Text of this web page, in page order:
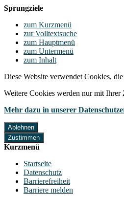
Sprungziele
zum Kurzmenü
zur Volltextsuche
zum Hauptmenü
zum Untermenü
zum Inhalt
Diese Website verwendet Cookies,
Weitere Cookies werden nur mit Ihrer
Mehr dazu in unserer
Ablehnen
Zustimmen
Kurzmenü
Startseite
Datenschutz
Barrierefreiheit
Barriere melden